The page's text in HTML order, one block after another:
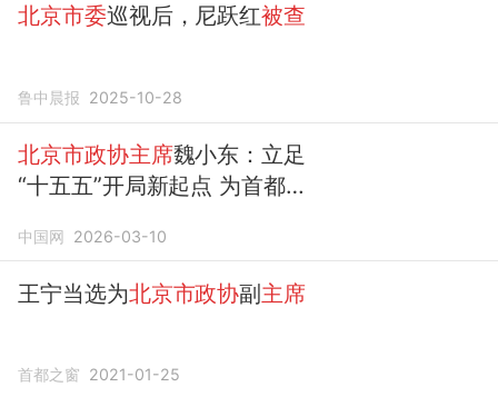
北京市委巡视后，尼跃红被查
鲁中晨报 2025-10-28
北京市政协主席魏小东：立足
“十五五”开局新起点 为首都建
中国网 2026-03-10
王宁当选为北京市政协副主席
首都之窗 2021-01-25